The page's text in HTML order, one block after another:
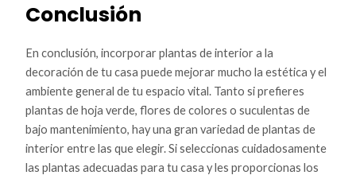
Conclusión
En conclusión, incorporar plantas de interior a la
decoración de tu casa puede mejorar mucho la estética y el
ambiente general de tu espacio vital. Tanto si prefieres
plantas de hoja verde, flores de colores o suculentas de
bajo mantenimiento, hay una gran variedad de plantas de
interior entre las que elegir. Si seleccionas cuidadosamente
las plantas adecuadas para tu casa y les proporcionas los